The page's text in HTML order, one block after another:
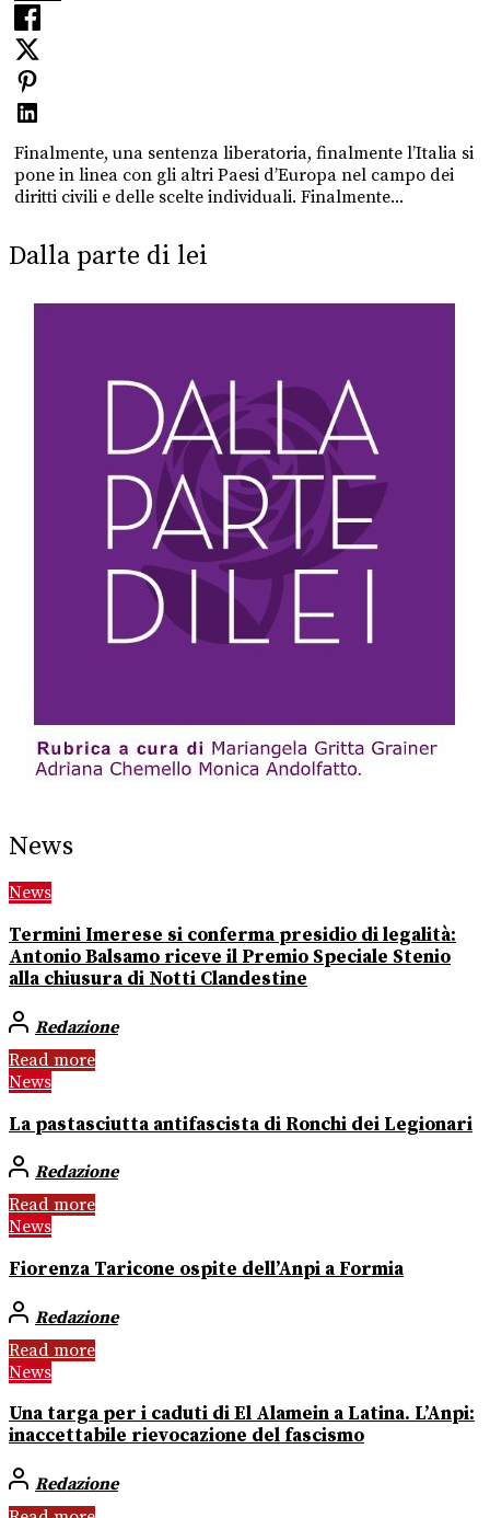
Finalmente, una sentenza liberatoria, finalmente l’Italia si
pone in linea con gli altri Paesi d’Europa nel campo dei
diritti civili e delle scelte individuali. Finalmente...
Dalla parte di lei
News
News
Termini Imerese si conferma presidio di legalità:
Antonio Balsamo riceve il Premio Speciale Stenio
alla chiusura di Notti Clandestine
Redazione
Read more
News
La pastasciutta antifascista di Ronchi dei Legionari
Redazione
Read more
News
Fiorenza Taricone ospite dell’Anpi a Formia
Redazione
Read more
News
Una targa per i caduti di El Alamein a Latina. L’Anpi:
inaccettabile rievocazione del fascismo
Redazione